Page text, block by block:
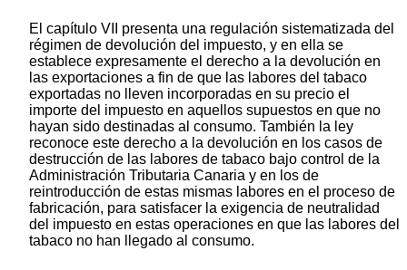
El capítulo VII presenta una regulación sistematizada del
régimen de devolución del impuesto, y en ella se
establece expresamente el derecho a la devolución en
las exportaciones a fin de que las labores del tabaco
exportadas no lleven incorporadas en su precio el
importe del impuesto en aquellos supuestos en que no
hayan sido destinadas al consumo. También la ley
reconoce este derecho a la devolución en los casos de
destrucción de las labores de tabaco bajo control de la
Administración Tributaria Canaria y en los de
reintroducción de estas mismas labores en el proceso de
fabricación, para satisfacer la exigencia de neutralidad
del impuesto en estas operaciones en que las labores del
tabaco no han llegado al consumo.